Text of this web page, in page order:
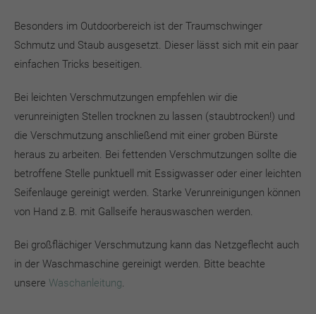
Besonders im Outdoorbereich ist der Traumschwinger
Schmutz und Staub ausgesetzt. Dieser lässt sich mit ein paar
einfachen Tricks beseitigen.
Bei leichten Verschmutzungen empfehlen wir die
verunreinigten Stellen trocknen zu lassen (staubtrocken!) und
die Verschmutzung anschließend mit einer groben Bürste
heraus zu arbeiten. Bei fettenden Verschmutzungen sollte die
betroffene Stelle punktuell mit Essigwasser oder einer leichten
Seifenlauge gereinigt werden. Starke Verunreinigungen können
von Hand z.B. mit Gallseife herauswaschen werden.
Bei großflächiger Verschmutzung kann das Netzgeflecht auch
in der Waschmaschine gereinigt werden. Bitte beachte
unsere Waschanleitung